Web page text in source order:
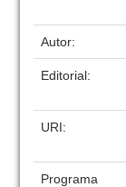
Autor:
Editorial:
URI:
Programa